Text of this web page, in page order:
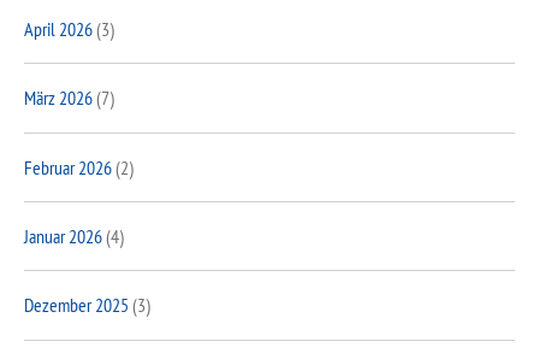
April 2026(3)
März 2026(7)
Februar 2026(2)
Januar 2026(4)
Dezember 2025 (3)